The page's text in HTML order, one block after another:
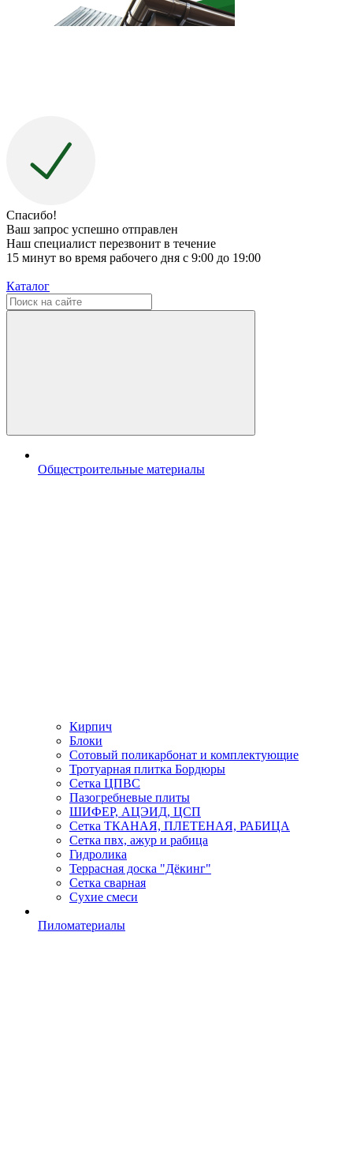
Спасибо!
Ваш запрос успешно отправлен
Наш специалист перезвонит в течение
15 минут во время рабочего дня с 9:00 до 19:00
Каталог
Общестроительные материалы
Кирпич
Блоки
Сотовый поликарбонат и комплектующие
Тротуарная плитка Бордюры
Сетка ЦПВС
Пазогребневые плиты
ШИФЕР, АЦЭИД, ЦСП
Сетка ТКАНАЯ, ПЛЕТЕНАЯ, РАБИЦА
Сетка пвх, ажур и рабица
Гидролика
Террасная доска "Дёкинг"
Сетка сварная
Сухие смеси
Пиломатериалы